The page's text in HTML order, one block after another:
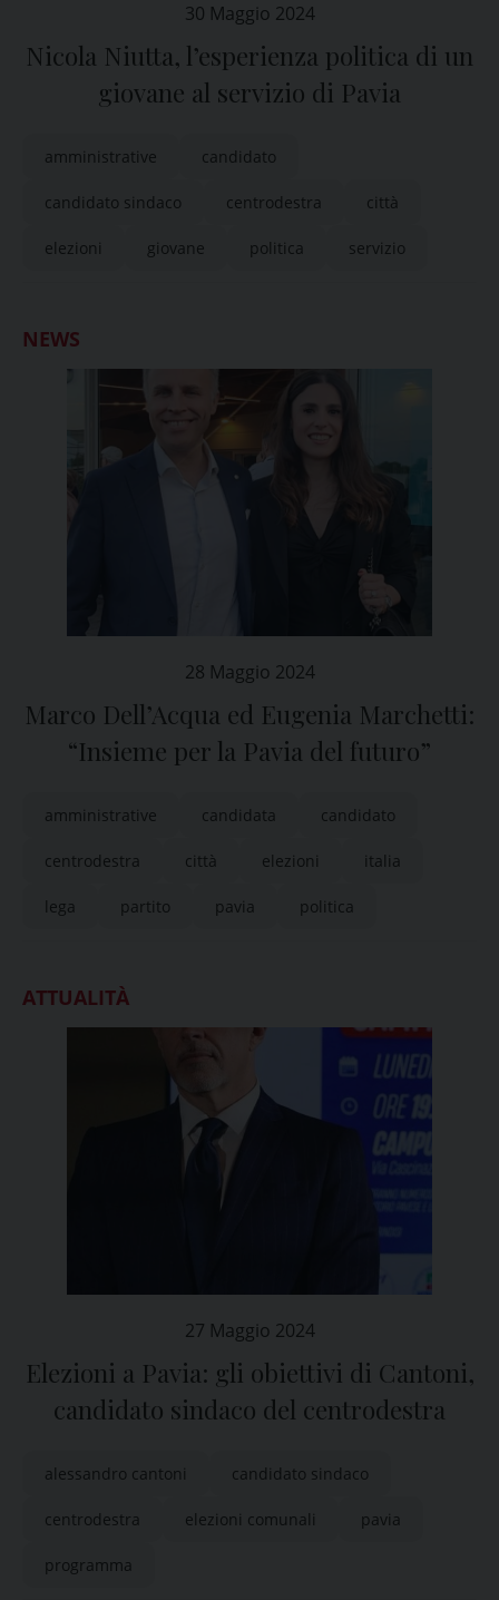
30 Maggio 2024
Nicola Niutta, l’esperienza politica di un
giovane al servizio di Pavia
amministrative candidato
candidato sindaco centrodestra città
elezioni giovane politica servizio
NEWS
28 Maggio 2024
Marco Dell’Acqua ed Eugenia Marchetti:
“Insieme per la Pavia del futuro”
amministrative candidata candidato
centrodestra città elezioni italia
lega partito pavia politica
ATTUALITÀ
27 Maggio 2024
Elezioni a Pavia: gli obiettivi di Cantoni,
candidato sindaco del centrodestra
alessandro cantoni candidato sindaco
centrodestra elezioni comunali pavia
programma